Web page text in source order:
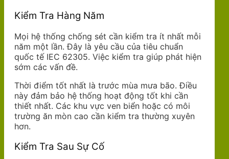
Kiểm Tra Hàng Năm
Mọi hệ thống chống sét cần kiểm tra ít nhất mỗi
năm một lần. Đây là yêu cầu của tiêu chuẩn
quốc tế IEC 62305. Việc kiểm tra giúp phát hiện
sớm các vấn đề.
Thời điểm tốt nhất là trước mùa mưa bão. Điều
này đảm bảo hệ thống hoạt động tốt khi cần
thiết nhất. Các khu vực ven biển hoặc có môi
trường ăn mòn cao cần kiểm tra thường xuyên
hơn.
Kiểm Tra Sau Sự Cố